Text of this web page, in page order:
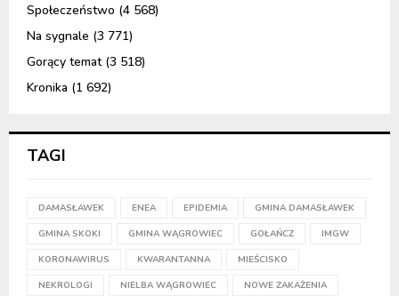
Społeczeństwo (4 568)
Na sygnale (3 771)
Gorący temat(3 518)
Kronika (1 692)
TAGI
DAMASŁAWEK ENEA EPIDEMIA GMINA DAMASŁAWEK
GMINA SKOKI GMINA WĄGROWIEC GOŁAŃCZ IMGW
KORONAWIRUS KWARANTANNA MIEŚCISKO
NEKROLOGI NIELBA WĄGROWIEC NOWE ZAKAŻENIA